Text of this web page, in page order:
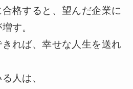
格すると、望んだ企業に
す。
れば、幸せな人生を送れ
人は、